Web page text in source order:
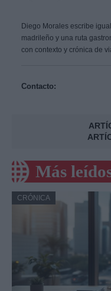
Diego Morales escribe
madrileño y una ruta
con contexto y crónica de
Contacto:
Más
CRÓNICA